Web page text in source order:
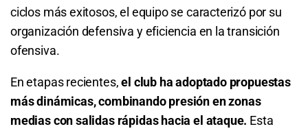
Total de Goles - Menos de 2.5
1.91
Total de Goles - Más de 3.5
3.29 S/ 32,90 S/ 22,90
ciclos más exitosos, el equipo se caracterizó por su
organización defensiva y eficiencia en la transición
ofensiva.
En etapas recientes,el club ha adoptado propuestas
más dinámicas, combinando presión en zonas
medias con salidas rápidas hacia el ataque. Esta